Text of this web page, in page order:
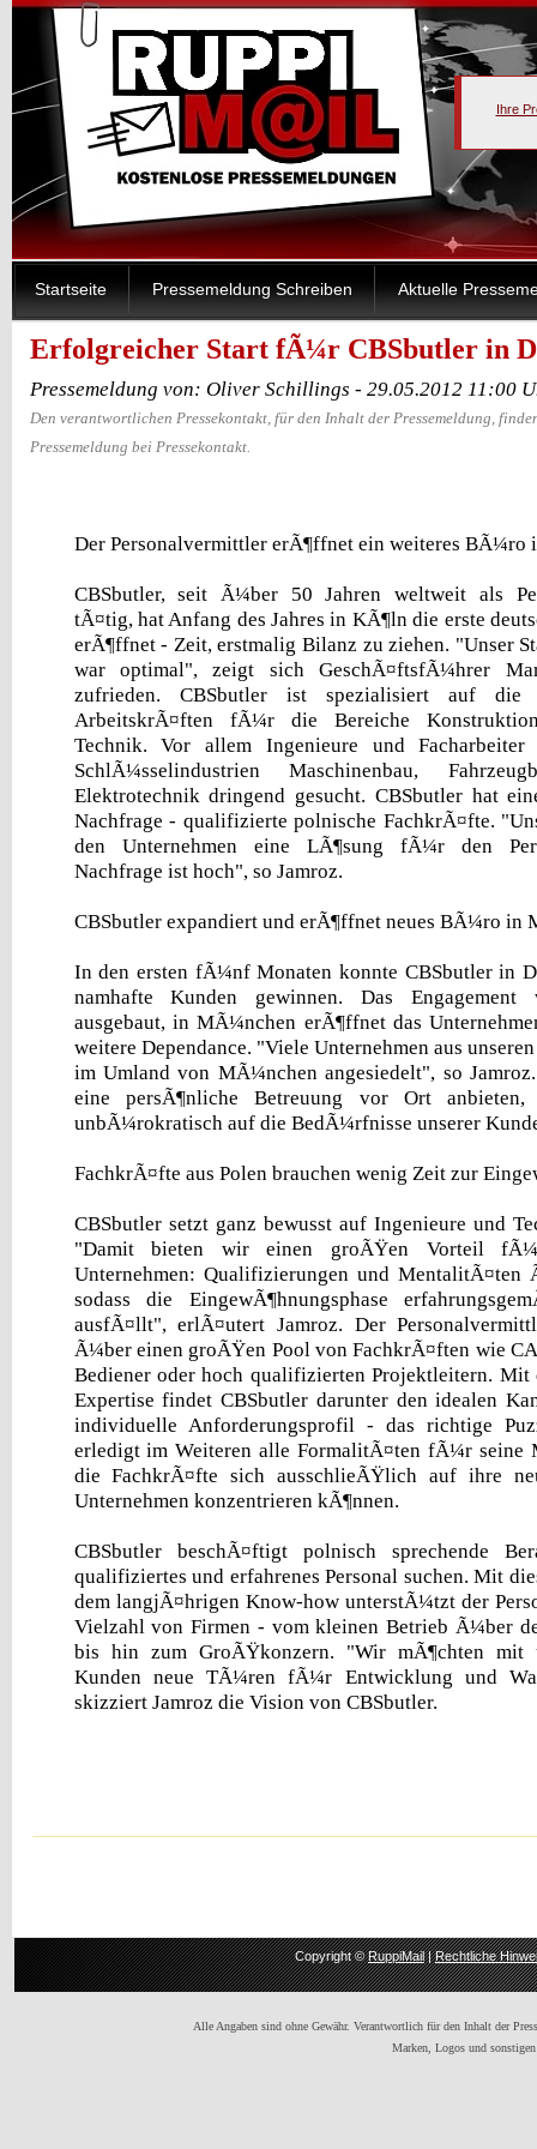
Ihre
Startseite Pressemeldung Schreiben Aktuelle
Erfolgreicher Start fÃ¼r CBSbutler in
Pressemeldung von: Oliver Schillings - 29.05.2012 11:00
Den verantwortlichen Pressekontakt, für den Inhalt der Pressemeldung,
Pressemeldung bei Pressekontakt.
Der Personalvermittler erÃ¶ffnet ein weiteres BÃ¼ro
CBSbutler, seit Ã¼ber 50 Jahren weltweit als
tÃ¤tig, hat Anfang des Jahres in KÃ¶ln die erste
erÃ¶ffnet - Zeit, erstmalig Bilanz zu ziehen. "Unser
war optimal", zeigt sich GeschÃ¤ftsfÃ¼hrer
zufrieden. CBSbutler ist spezialisiert auf die
ArbeitskrÃ¤ften fÃ¼r die Bereiche
Technik. Vor allem Ingenieure und
SchlÃ¼sselindustrien Maschinenbau,
Elektrotechnik dringend gesucht. CBSbutler hat
Nachfrage - qualifizierte polnische FachkrÃ¤fte.
den Unternehmen eine LÃ¶sung fÃ¼r den
Nachfrage ist hoch", so Jamroz.
CBSbutler expandiert und erÃ¶ffnet neues BÃ¼ro in
In den ersten fÃ¼nf Monaten konnte CBSbutler in
namhafte Kunden gewinnen. Das
ausgebaut, in MÃ¼nchen erÃ¶ffnet das
weitere Dependance. "Viele Unternehmen aus
im Umland von MÃ¼nchen angesiedelt", so
eine persÃ¶nliche Betreuung vor Ort
unbÃ¼rokratisch auf die BedÃ¼rfnisse unserer
FachkrÃ¤fte aus Polen brauchen wenig Zeit zur
CBSbutler setzt ganz bewusst auf Ingenieure und
"Damit bieten wir einen groÃŸen Vorteil
Unternehmen: Qualifizierungen und MentalitÃ¤ten
sodass die EingewÃ¶hnungsphase
ausfÃ¤llt", erlÃ¤utert Jamroz. Der
Ã¼ber einen groÃŸen Pool von FachkrÃ¤ften wie
Bediener oder hoch qualifizierten Projektleitern.
Expertise findet CBSbutler darunter den idealen
individuelle Anforderungsprofil - das richtige
erledigt im Weiteren alle FormalitÃ¤ten fÃ¼r seine
die FachkrÃ¤fte sich ausschlieÃŸlich auf ihre
Unternehmen konzentrieren kÃ¶nnen.
CBSbutler beschÃ¤ftigt polnisch sprechende
qualifiziertes und erfahrenes Personal suchen. Mit
dem langjÃ¤hrigen Know-how unterstÃ¼tzt der
Vielzahl von Firmen - vom kleinen Betrieb Ã¼ber
bis hin zum GroÃŸkonzern. "Wir mÃ¶chten
Kunden neue TÃ¼ren fÃ¼r Entwicklung und
skizziert Jamroz die Vision von CBSbutler.
Copyright ©RuppiMail|Rechtliche
Alle Angaben sind ohne Gewähr. Verantwortlich für den Inhalt der
Marken, Logos und